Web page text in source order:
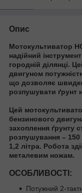
Опис
Мотокультиватор
надійний
городній ділянці.
двигуном
що дозволяє
розпушувати ґрунт
Цей
бензинового
захоплення ґрунту
розпушування –
1,2 літра. Робота
металевим ножам.
ОСОБЛИВОСТІ:
Потужний 2-